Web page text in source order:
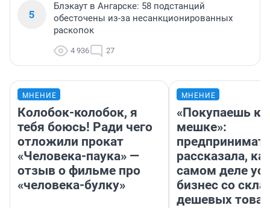
5
Блэкаут в Ангарске: 58 подстанций
обесточены из-за несанкционированных
раскопок
4 936 27
МНЕНИЕ
Колобок-колобок, я
тебя боюсь! Ради чего
отложили прокат
«Человека-паука» —
отзыв о фильме про
«человека-булку»
МНЕНИЕ
«Покупаешь
мешке»:
рассказала,
самом деле
бизнес со
дешевых